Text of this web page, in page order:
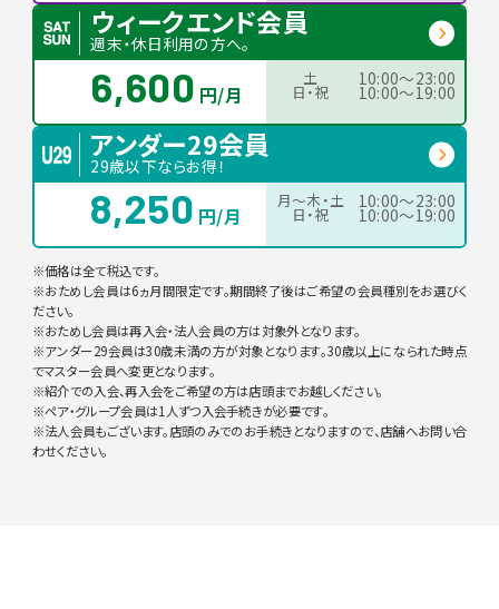
ウィークエンド会員
週末・休日利用の方へ。
6,600 円/月
土 10:00〜23:00
日・祝 10:00〜19:00
アンダー29会員
29歳以下ならお得！
8,250 円/月
月〜木・土 10:00〜23:00
日・祝 10:00〜19:00
※価格は全て税込です。
※おためし会員は6ヵ月間限定です。期間終了後はご希望の会員種別をお選びく
ださい。
※おためし会員は再入会・法人会員の方は対象外となります。
※アンダー29会員は30歳未満の方が対象となります。30歳以上になられた時点
でマスター会員へ変更となります。
※紹介での入会、再入会をご希望の方は店頭までお越しください。
※ペア・グループ会員は1人ずつ入会手続きが必要です。
※法人会員もございます。店頭のみでのお手続きとなりますので、店舗へお問い合
わせください。